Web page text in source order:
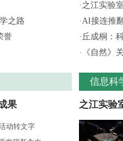
之路
誉
果
动转文字
· 之江实验
·AI接连推
· 丘成桐：
·
《自然》
信息科
之江实验